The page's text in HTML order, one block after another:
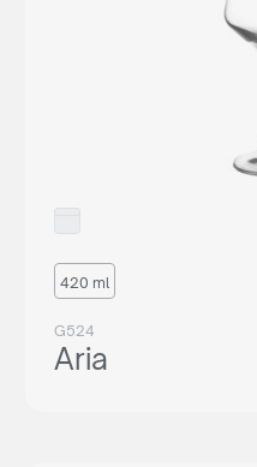
420 ml
G524
Aria